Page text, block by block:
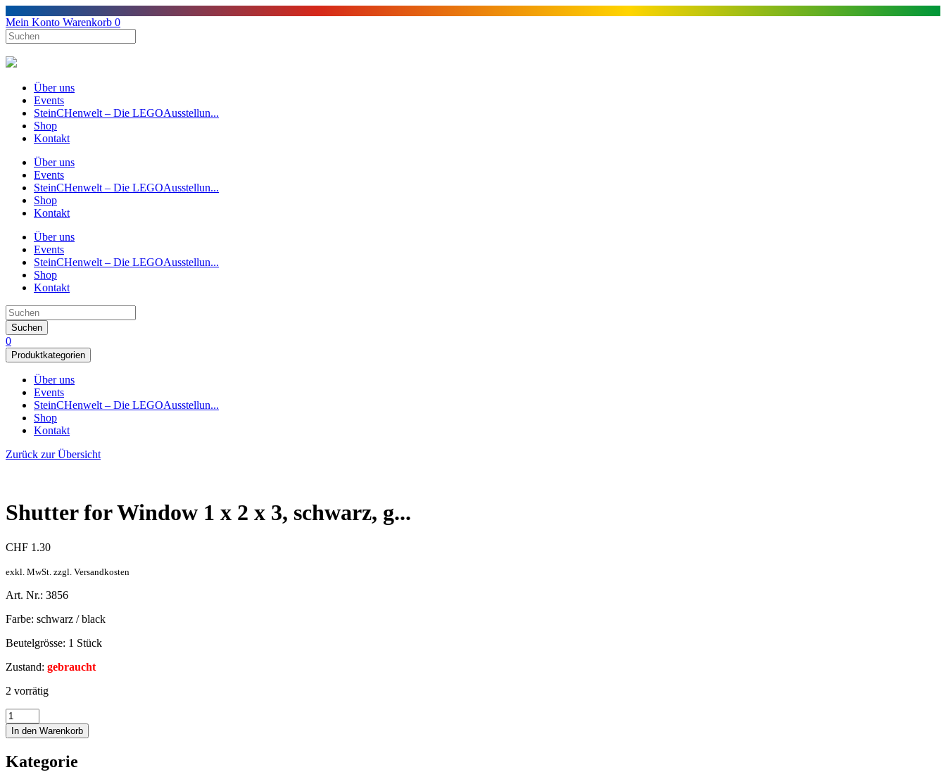
Mein Konto Warenkorb 0
Über uns
Events
SteinCHenwelt – Die LEGOAusstellun...
Shop
Kontakt
Über uns
Events
SteinCHenwelt – Die LEGOAusstellun...
Shop
Kontakt
Über uns
Events
SteinCHenwelt – Die LEGOAusstellun...
Shop
Kontakt
Suchen
0
Produktkategorien
Über uns
Events
SteinCHenwelt – Die LEGOAusstellun...
Shop
Kontakt
Zurück zur Übersicht
Shutter for Window 1 x 2 x 3, schwarz, g...
CHF 1.30
exkl. MwSt. zzgl. Versandkosten
Art. Nr.: 3856
Farbe: schwarz / black
Beutelgrösse: 1 Stück
Zustand: gebraucht
2 vorrätig
In den Warenkorb
Kategorie